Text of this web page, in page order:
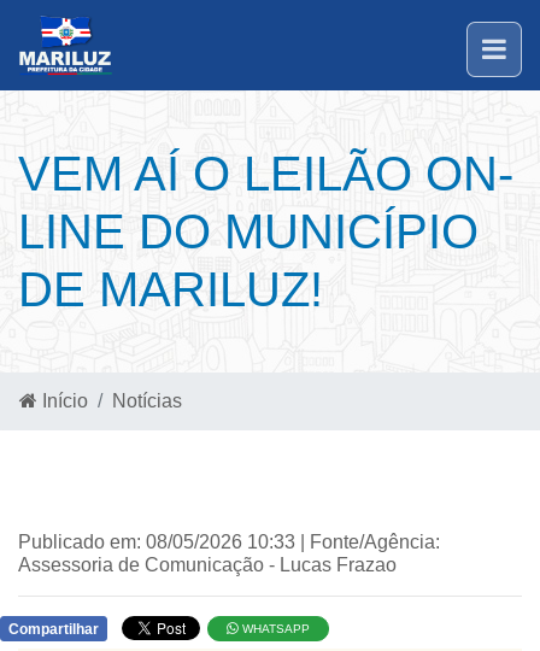
VEM AÍ O LEILÃO ON-
LINE DO MUNICÍPIO
DE MARILUZ!
Início Notícias
Publicado em: 08/05/2026 10:33 | Fonte/Agência:
Assessoria de Comunicação - Lucas Frazao
Compartilhar WHATSAPP